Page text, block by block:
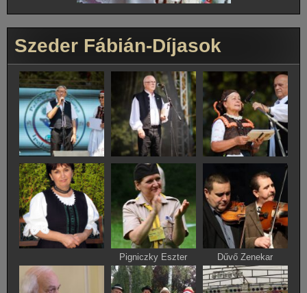
Szeder Fábián-Díjasok
Pigniczky Eszter Dűvő Zenekar